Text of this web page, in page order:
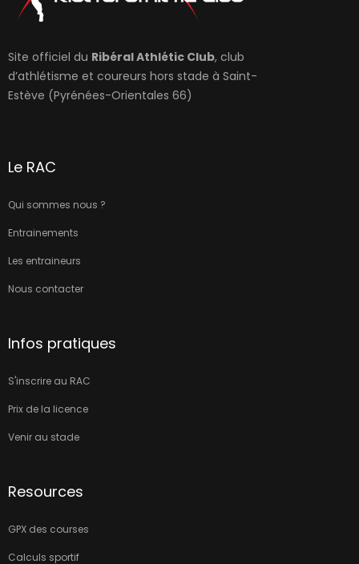
Site officiel du Ribéral Athlétic Club, club
d’athlétisme et coureurs hors stade à Saint-
Estève (Pyrénées-Orientales 66)
Le RAC
Qui sommes nous ?
Entrainements
Les entraineurs
Nous contacter
Infos pratiques
S'inscrire au RAC
Prix de la licence
Venir au stade
Resources
GPX des courses
Calculs sportif